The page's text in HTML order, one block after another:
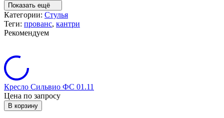
Показать ещё
Категории: Стулья
Теги: прованс, кантри
Рекомендуем
Кресло Сильвио ФС 01.11
Цена по запросу
В корзину